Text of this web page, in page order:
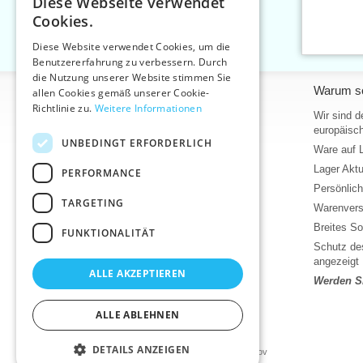
Informationen
Home
Über uns
personenbezogener Daten
Aktuelles
©2026 Kurzwaren-Großhandel - VTC AG., Uničov
Warum
Wir sind
Ware auf
Lager
Breites
Schutz
angezeigt
Werden
CZECH
ENGLISH
Cookies.
Diese Website verwendet Cookies, um die
Benutzererfahrung zu verbessern. Durch
die Nutzung unserer Website stimmen Sie
allen Cookies gemäß unserer Cookie-
Richtlinie zu. Weitere Informationen
UNBEDINGT ERFORDERLICH
PERFORMANCE
TARGETING
FUNKTIONALITÄT
ALLE AKZEPTIEREN
ALLE ABLEHNEN
DETAILS ANZEIGEN